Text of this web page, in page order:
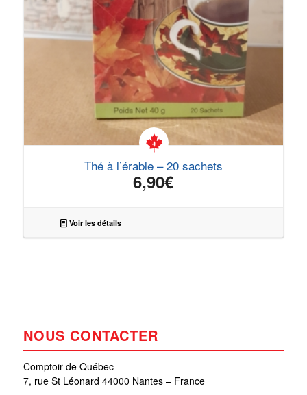
Thé à l’érable – 20 sachets
6,90€
Voir les détails
NOUS CONTACTER
Comptoir de Québec
7, rue St Léonard 44000 Nantes – France